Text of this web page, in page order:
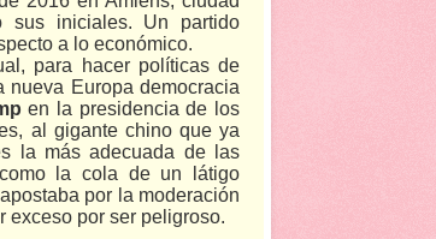
sus iniciales. Un partido
a lo económico.
para hacer políticas de
Europa democracia
en la presidencia de los
al gigante chino que ya
la más adecuada de las
la cola de un látigo
por la moderación
exceso por ser peligroso.